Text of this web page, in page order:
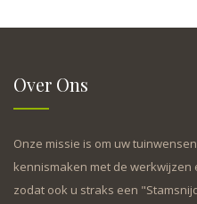
Over Ons
Onze missie is om uw
kennismaken met de
zodat ook u straks een